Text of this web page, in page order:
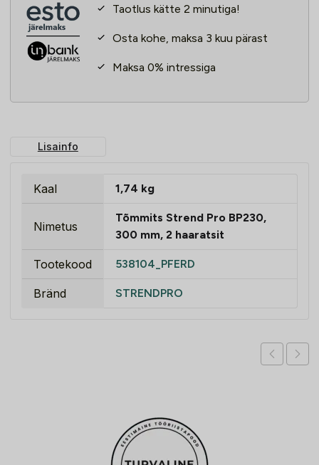
Taotlus kätte 2 minutiga!
Osta kohe, maksa 3 kuu pärast
Maksa 0% intressiga
Lisainfo
Kaal 1,74 kg
Nimetus
Tõmmits Strend Pro BP230,
300 mm, 2 haaratsit
Tootekood 538104_PFERD
Bränd STRENDPRO